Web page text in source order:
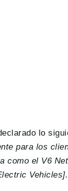
lo
para los
como el V6
Vehicles].